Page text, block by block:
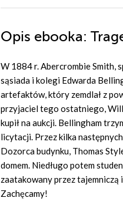
Opis ebooka:
W 1884 r. Abercrombie Smith,
sąsiada i kolegi Edwarda
artefaktów, który zemdlał z
przyjaciel tego ostatniego,
kupił na aukcji. Bellingham
licytacji. Przez kilka
Dozorca budynku, Thomas
domem. Niedługo potem
zaatakowany przez
Zachęcamy!